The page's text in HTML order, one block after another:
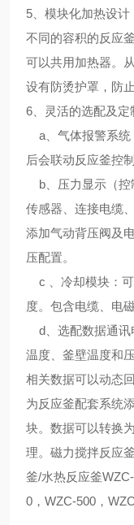
5、 模块化加热设计
不同的容积的反应
可以共用加热器。
设有防烫护罩，防
6、
灵活的选配及定
a、气体报警系统
后会联动反应釜控
b、压力显示（控
传感器、连接电缆
添加气动背压阀及
压配置。
c 、冷却模块：可
度。包含电缆、电
d、选配数据通讯
温度、釜壁温度和
相关数据可以动态
为反应釜配套系统
块。数据可以转换
理。磁力搅拌反应
釜/水热反应釜
0，WZC-500，